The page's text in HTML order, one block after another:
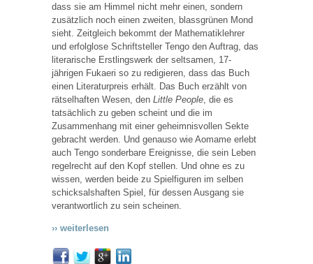
dass sie am Himmel nicht mehr einen, sondern
zusätzlich noch einen zweiten, blassgrünen Mond
sieht. Zeitgleich bekommt der Mathematiklehrer
und erfolglose Schriftsteller Tengo den Auftrag, das
literarische Erstlingswerk der seltsamen, 17-
jährigen Fukaeri so zu redigieren, dass das Buch
einen Literaturpreis erhält. Das Buch erzählt von
rätselhaften Wesen, den Little People, die es
tatsächlich zu geben scheint und die im
Zusammenhang mit einer geheimnisvollen Sekte
gebracht werden. Und genauso wie Aomame erlebt
auch Tengo sonderbare Ereignisse, die sein Leben
regelrecht auf den Kopf stellen. Und ohne es zu
wissen, werden beide zu Spielfiguren im selben
schicksalshaften Spiel, für dessen Ausgang sie
verantwortlich zu sein scheinen.
›› weiterlesen